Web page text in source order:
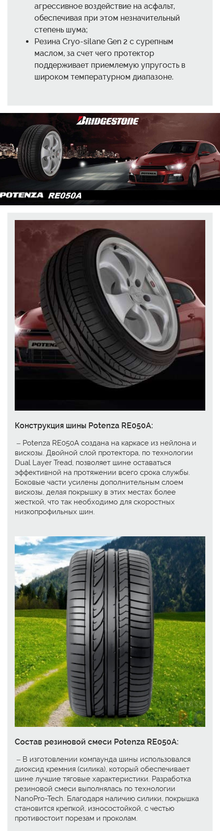
агрессивное воздействие на асфальт,
обеспечивая при этом незначительный
степень шума;
Резина Cryo-silane Gen 2 с сурепным
маслом, за счет чего протектор
поддерживает приемлемую упругость в
широком температурном диапазоне.
Конструкция шины Potenza RE050A:
– Potenza RE050A создана на каркасе из нейлона и
вискозы. Двойной слой протектора, по технологии
Dual Layer Tread, позволяет шине оставаться
эффективной на протяжении всего срока службы.
Боковые части усилены дополнительным слоем
вискозы, делая покрышку в этих местах более
жесткой, что так необходимо для скоростных
низкопрофильных шин.
Состав резиновой смеси Potenza RE050A:
– В изготовлении компаунда шины использовался
диоксид кремния (силика), который обеспечивает
шине лучшие тяговые характеристики. Разработка
резиновой смеси выполнялась по технологии
NanoPro-Tech. Благодаря наличию силики, покрышка
становится крепкой, износостойкой, с честью
противостоит порезам и проколам.